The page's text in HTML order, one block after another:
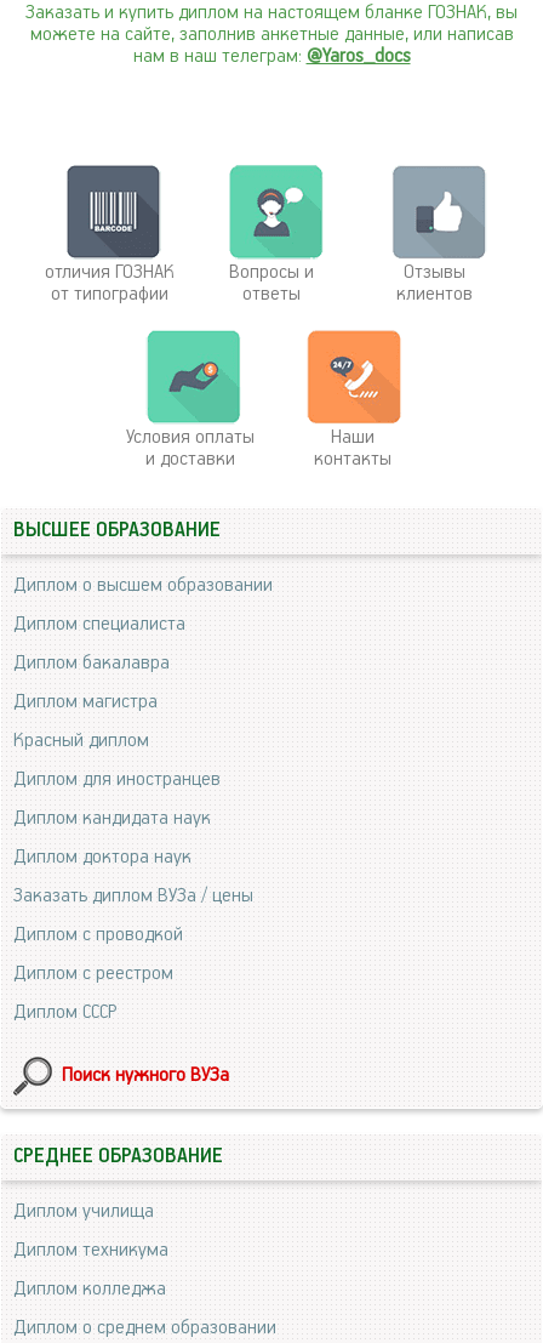
Заказать и купить диплом на настоящем бланке ГОЗНАК, вы
можете на сайте, заполнив анкетные данные, или написав
нам в наш телеграм: @Yaros_docs
отличия ГОЗНАК
от типографии
Вопросы и
ответы
Отзывы
клиентов
Условия оплаты
и доставки
Наши
контакты
ВЫСШЕЕ ОБРАЗОВАНИЕ
Диплом о высшем образовании
Диплом специалиста
Диплом бакалавра
Диплом магистра
Красный диплом
Диплом для иностранцев
Диплом кандидата наук
Диплом доктора наук
Заказать диплом ВУЗа / цены
Диплом с проводкой
Диплом с реестром
Диплом СССР
Поиск нужного ВУЗа
СРЕДНЕЕ ОБРАЗОВАНИЕ
Диплом училища
Диплом техникума
Диплом колледжа
Диплом о среднем образовании